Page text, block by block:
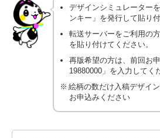
デザインシミュレーター
ンキー」を発行して貼り
転送サーバーをご利用の
を貼り付けてください。
再版希望の方は、前回お
19880000」を入力してく
絵柄の数だけ入稿デザイ
お申込みください